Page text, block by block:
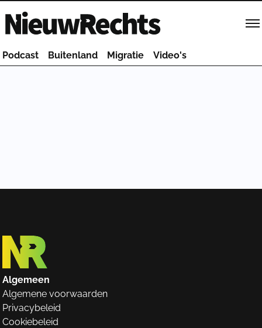
Homepage van NieuwRechts
Podcast Buitenland Migratie Video's
Algemeen
Algemene voorwaarden
Privacybeleid
Cookiebeleid